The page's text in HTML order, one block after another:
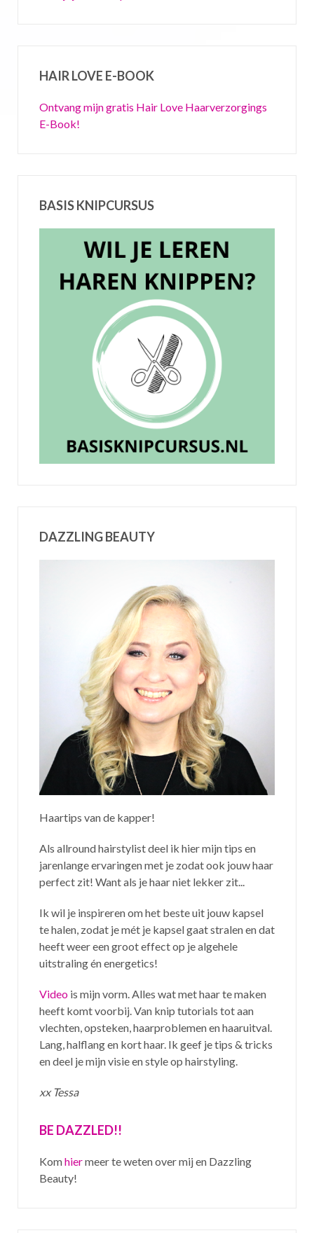
HAIR LOVE E-BOOK
Ontvang mijn gratis Hair Love Haarverzorgings
E-Book!
BASIS KNIPCURSUS
DAZZLING BEAUTY
Haartips van de kapper!
Als allround hairstylist deel ik hier mijn tips en
jarenlange ervaringen met je zodat ook jouw haar
perfect zit! Want als je haar niet lekker zit...
Ik wil je inspireren om het beste uit jouw kapsel
te halen, zodat je mét je kapsel gaat stralen en dat
heeft weer een groot effect op je algehele
uitstraling én energetics!
Video is mijn vorm. Alles wat met haar te maken
heeft komt voorbij. Van knip tutorials tot aan
vlechten, opsteken, haarproblemen en haaruitval.
Lang, halflang en kort haar. Ik geef je tips & tricks
en deel je mijn visie en style op hairstyling.
xx Tessa
BE DAZZLED!!
Komhiermeer te weten over mij en Dazzling
Beauty!